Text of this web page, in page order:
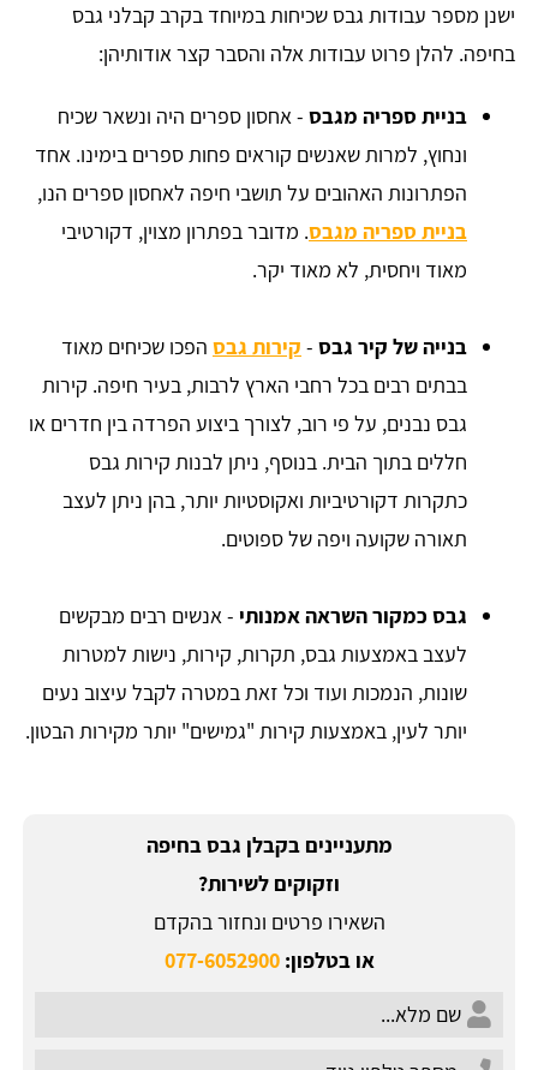
ישנן מספר עבודות גבס שכיחות במיוחד בקרב קבלני גבס
בחיפה. להלן פרוט עבודות אלה והסבר קצר אודותיהן:
בניית ספריה מגבס - אחסון ספרים היה ונשאר שכיח
ונחוץ, למרות שאנשים קוראים פחות ספרים בימינו. אחד
הפתרונות האהובים על תושבי חיפה לאחסון ספרים הנו,
בניית ספריה מגבס. מדובר בפתרון מצוין, דקורטיבי
מאוד ויחסית, לא מאוד יקר.
בנייה של קיר גבס - קירות גבס הפכו שכיחים מאוד
בבתים רבים בכל רחבי הארץ לרבות, בעיר חיפה. קירות
גבס נבנים, על פי רוב, לצורך ביצוע הפרדה בין חדרים או
חללים בתוך הבית. בנוסף, ניתן לבנות קירות גבס
כתקרות דקורטיביות ואקוסטיות יותר, בהן ניתן לעצב
תאורה שקועה ויפה של ספוטים.
גבס כמקור השראה אמנותי - אנשים רבים מבקשים
לעצב באמצעות גבס, תקרות, קירות, נישות למטרות
שונות, הנמכות ועוד וכל זאת במטרה לקבל עיצוב נעים
יותר לעין, באמצעות קירות "גמישים" יותר מקירות הבטון.
מתעניינים בקבלן גבס בחיפה
וזקוקים לשירות?
השאירו פרטים ונחזור בהקדם
או בטלפון:077-6052900